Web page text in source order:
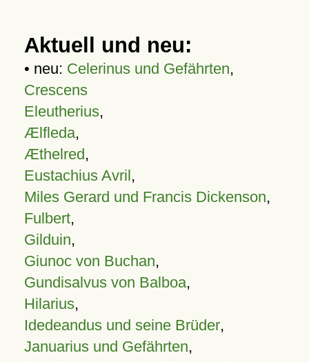
Aktuell und neu:
• neu: Celerinus und Gefährten,
Crescens
Eleutherius,
Ælfleda,
Æthelred,
Eustachius Avril,
Miles Gerard und Francis Dickenson,
Fulbert,
Gilduin,
Giunoc von Buchan,
Gundisalvus von Balboa,
Hilarius,
Idedeandus und seine Brüder,
Januarius und Gefährten,